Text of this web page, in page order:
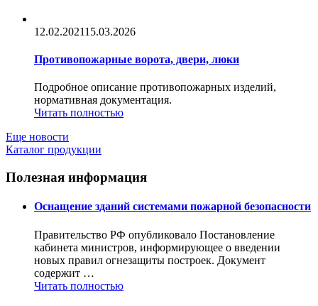
12.02.202115.03.2026
Противопожарные ворота, двери, люки
Подробное описание противопожарных изделий,
нормативная документация.
Читать полностью
Еще новости
Каталог продукции
Полезная информация
Оснащение зданий системами пожарной безопасности
Правительство РФ опубликовало Постановление
кабинета министров, информирующее о введении
новых правил огнезащиты построек. Документ
содержит …
Читать полностью